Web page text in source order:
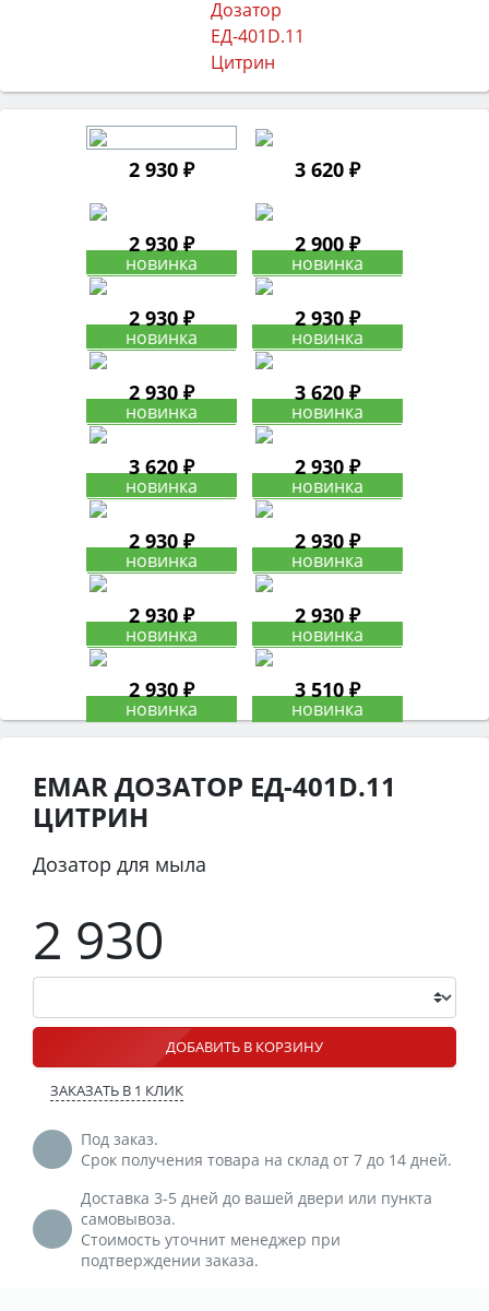
2 930 ₽ 3 620 ₽
2 930 ₽ 2 900 ₽
2 930 ₽ 2 930 ₽
2 930 ₽ 3 620 ₽
3 620 ₽ 2 930 ₽
2 930 ₽ 2 930 ₽
2 930 ₽ 2 930 ₽
2 930 ₽ 3 510 ₽
EMAR ДОЗАТОР ЕД-401D.11
ЦИТРИН
Дозатор для мыла
2 930
ДОБАВИТЬ В КОРЗИНУ
ЗАКАЗАТЬ В 1 КЛИК
Под заказ.
Срок получения товара на склад от 7 до 14 дней.
Доставка 3-5 дней до вашей двери или пункта
самовывоза.
Стоимость уточнит менеджер при
подтверждении заказа.